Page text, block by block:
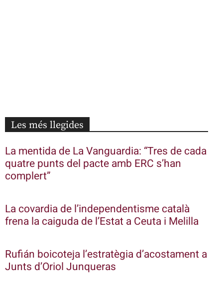
Les més llegides
La mentida de La Vanguardia: “Tres de cada
quatre punts del pacte amb ERC s’han
complert”
La covardia de l’independentisme català
frena la caiguda de l’Estat a Ceuta i Melilla
Rufián boicoteja l’estratègia d’acostament a
Junts d’Oriol Junqueras